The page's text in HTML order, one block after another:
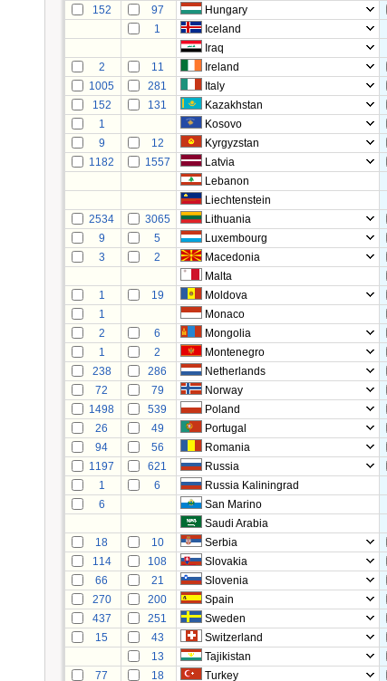
152
97 Hungary
1
Iceland
Iraq
2
11 Ireland
1005
281 Italy
152
131 Kazakhstan
1
Kosovo
9
12 Kyrgyzstan
1182
1557 Latvia
Lebanon
Liechtenstein
2534
3065 Lithuania
9
5 Luxembourg
3
2 Macedonia
Malta
1
19 Moldova
1
Monaco
2
6 Mongolia
1
2 Montenegro
238
286 Netherlands
72
79 Norway
1498
539 Poland
26
49 Portugal
94
56 Romania
1197
621 Russia
1
6 Russia Kaliningrad
6
San Marino
Saudi Arabia
18
10 Serbia
114
108 Slovakia
66
21 Slovenia
270
200 Spain
437
251 Sweden
15
43 Switzerland
13
Tajikistan
77
18 Turkey